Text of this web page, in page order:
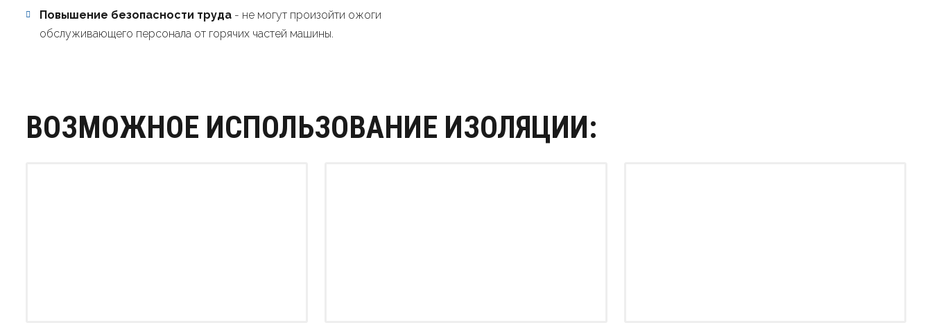
Повышение безопасности труда - не могут произойти ожоги
обслуживающего персонала от горячих частей машины.
ВОЗМОЖНОЕ ИСПОЛЬЗОВАНИЕ ИЗОЛЯЦИИ: